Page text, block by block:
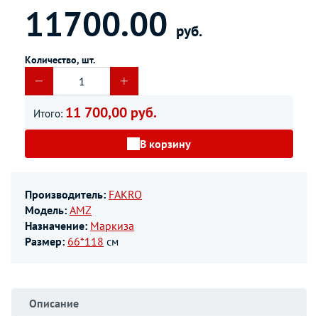
11700.00 руб.
Количество, шт.
Итого: 11 700,00 руб.
В корзину
Производитель: FAKRO
Модель: AMZ
Назначение: Маркиза
Размер: 66*118 см
Описание